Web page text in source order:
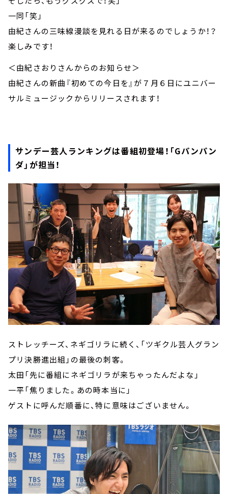
一同「笑」
由紀さんの三味線漫談を見れる日が来るのでしょうか！？
楽しみです！
＜由紀さおりさんからのお知らせ＞
由紀さんの新曲『初めての今日を』が７月６日にユニバー
サルミュージックからリリースされます！
サンデー芸人ランキングは番組初登場！「Gパンパン
ダ」が担当！
ストレッチーズ、ネギゴリラに続く、「ツギクル芸人グラン
プリ決勝進出組」の最後の刺客。
太田「先に番組にネギゴリラが来ちゃったんだよな」
一平「焦りました。あの時本当に」
ゲストに呼んだ順番に、特に意味はございません。